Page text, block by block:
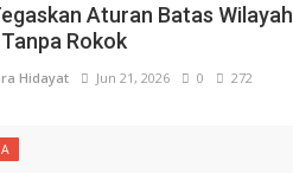
Aturan Batas Wilayah
Rokok
Hidayat Jun 21, 2026 0 272